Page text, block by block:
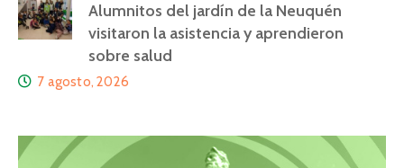
Alumnitos del jardín de la Neuquén
visitaron la asistencia y aprendieron
sobre salud
7 agosto, 2026